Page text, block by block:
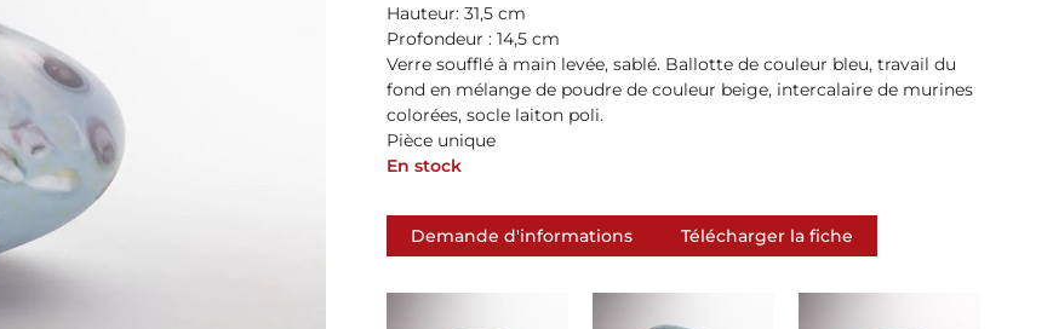
Hauteur: 31,5 cm
Profondeur : 14,5 cm
Verre soufflé à main levée, sablé. Ballotte de couleur bleu, travail du
fond en mélange de poudre de couleur beige, intercalaire de murines
colorées, socle laiton poli.
Pièce unique
En stock
Demande d'informations Télécharger la fiche